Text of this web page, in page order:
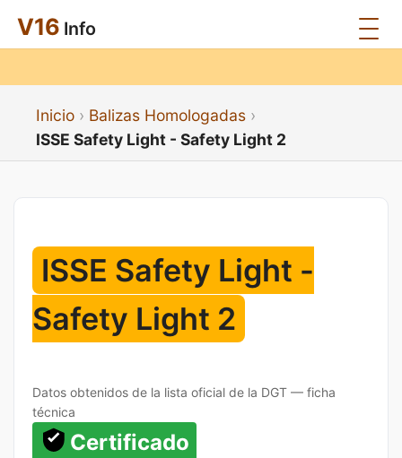
V16 Info
Inicio
Balizas Homologadas
ISSE Safety Light - Safety Light 2
ISSE Safety Light -
Safety Light 2
Datos obtenidos de la lista oficial de la DGT — ficha
técnica
Certificado